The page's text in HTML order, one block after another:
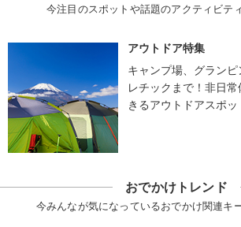
今注目のスポットや話題のアクティビテ
アウトドア特集
キャンプ場、グラン
レチックまで！非日
きるアウトドアスポッ
おでかけトレンド
今みんなが気になっているおでかけ関連キ